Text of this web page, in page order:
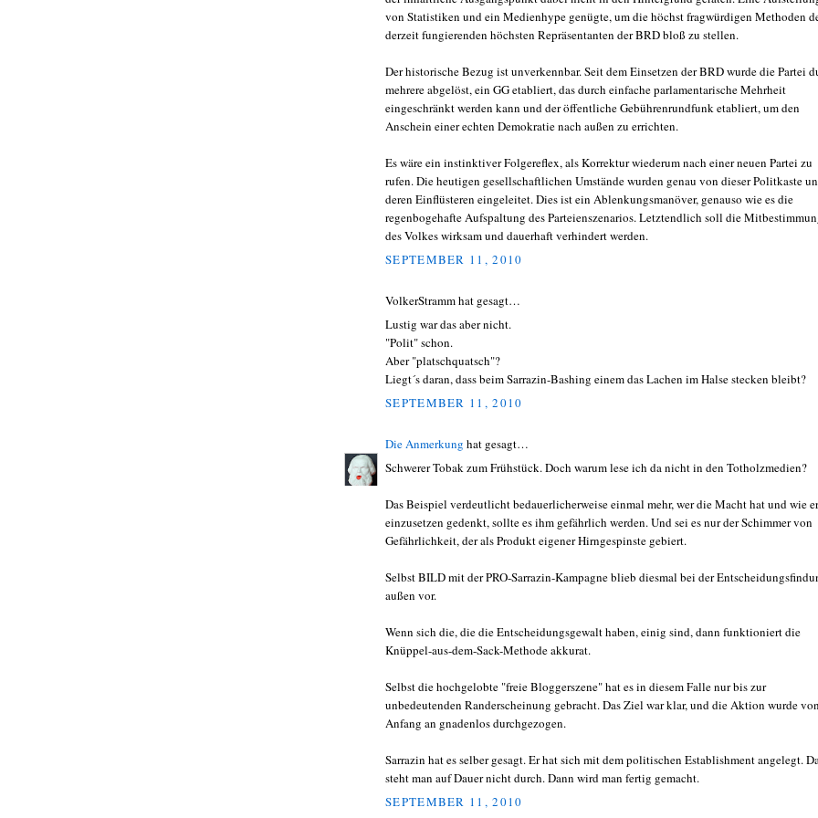
von Statistiken und ein Medienhype genügte, um die höchst fragwürdigen Methoden
derzeit fungierenden höchsten Repräsentanten der BRD bloß zu stellen.
Der historische Bezug ist unverkennbar. Seit dem Einsetzen der BRD wurde die Partei
mehrere abgelöst, ein GG etabliert, das durch einfache parlamentarische Mehrheit
eingeschränkt werden kann und der öffentliche Gebührenrundfunk etabliert, um den
Anschein einer echten Demokratie nach außen zu errichten.
Es wäre ein instinktiver Folgereflex, als Korrektur wiederum nach einer neuen Partei zu
rufen. Die heutigen gesellschaftlichen Umstände wurden genau von dieser Politkaste
deren Einflüsteren eingeleitet. Dies ist ein Ablenkungsmanöver, genauso wie es die
regenbogehafte Aufspaltung des Parteienszenarios. Letztendlich soll die
des Volkes wirksam und dauerhaft verhindert werden.
SEPTEMBER 11, 2010
VolkerStramm hat gesagt…
Lustig war das aber nicht.
"Polit" schon.
Aber "platschquatsch"?
Liegt´s daran, dass beim Sarrazin-Bashing einem das Lachen im Halse stecken bleibt?
SEPTEMBER 11, 2010
Die Anmerkung hat gesagt…
Schwerer Tobak zum Frühstück. Doch warum lese ich da nicht in den Totholzmedien?
Das Beispiel verdeutlicht bedauerlicherweise einmal mehr, wer die Macht hat und wie
einzusetzen gedenkt, sollte es ihm gefährlich werden. Und sei es nur der Schimmer von
Gefährlichkeit, der als Produkt eigener Hirngespinste gebiert.
Selbst BILD mit der PRO-Sarrazin-Kampagne blieb diesmal bei der
außen vor.
Wenn sich die, die die Entscheidungsgewalt haben, einig sind, dann funktioniert die
Knüppel-aus-dem-Sack-Methode akkurat.
Selbst die hochgelobte "freie Bloggerszene" hat es in diesem Falle nur bis zur
unbedeutenden Randerscheinung gebracht. Das Ziel war klar, und die Aktion wurde von
Anfang an gnadenlos durchgezogen.
Sarrazin hat es selber gesagt. Er hat sich mit dem politischen Establishment angelegt.
steht man auf Dauer nicht durch. Dann wird man fertig gemacht.
SEPTEMBER 11, 2010